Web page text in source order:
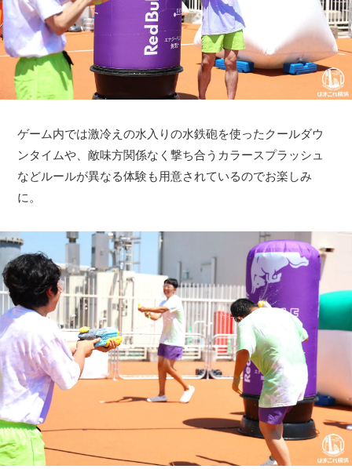
ゲーム内では激冷えの水入りの水鉄砲を使ったクールダウ
ンタイムや、敵味方関係なく撃ち合うカラースプラッシュ
などルールが異なる体験も用意されているのでお楽しみ
に。